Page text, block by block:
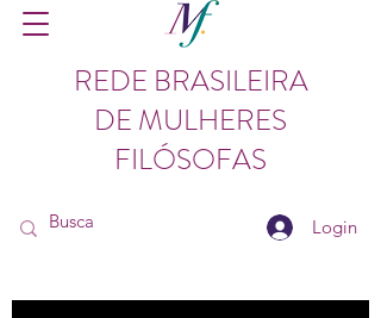
REDE BRASILEIRA
DE MULHERES
FILÓSOFAS
Login